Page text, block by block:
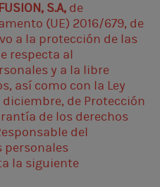
S.A, de
(UE) 2016/679, de
a la protección de las
respecta al
y a la libre
así como con la Ley
de Protección
de los derechos
del
personales
la siguiente